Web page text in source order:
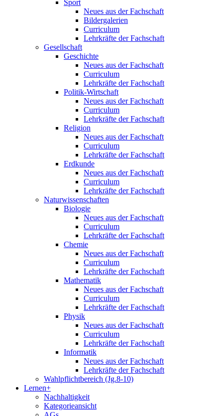
Sport
Neues aus der Fachschaft
Bildergalerien
Curriculum
Lehrkräfte der Fachschaft
Gesellschaft
Geschichte
Neues aus der Fachschaft
Curriculum
Lehrkräfte der Fachschaft
Politik-Wirtschaft
Neues aus der Fachschaft
Curriculum
Lehrkräfte der Fachschaft
Religion
Neues aus der Fachschaft
Curriculum
Lehrkräfte der Fachschaft
Erdkunde
Neues aus der Fachschaft
Curriculum
Lehrkräfte der Fachschaft
Naturwissenschaften
Biologie
Neues aus der Fachschaft
Curriculum
Lehrkräfte der Fachschaft
Chemie
Neues aus der Fachschaft
Curriculum
Lehrkräfte der Fachschaft
Mathematik
Neues aus der Fachschaft
Curriculum
Lehrkräfte der Fachschaft
Physik
Neues aus der Fachschaft
Curriculum
Lehrkräfte der Fachschaft
Informatik
Neues aus der Fachschaft
Lehrkräfte der Fachschaft
Wahlpflichtbereich (Jg.8-10)
Lernen+
Nachhaltigkeit
Kategorieansicht